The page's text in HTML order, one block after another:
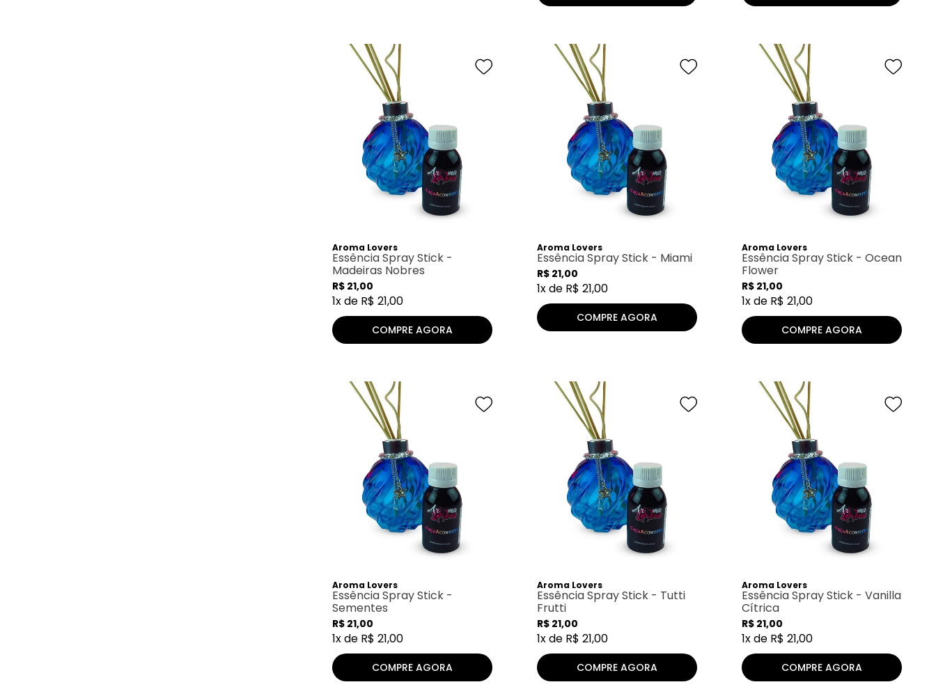
Aroma Lovers
Essência Spray Stick -
Madeiras Nobres
R$ 21,00
1x de R$ 21,00
COMPRE AGORA
Aroma Lovers
Essência Spray Stick - Miami
R$ 21,00
1x de R$ 21,00
COMPRE AGORA
Aroma Lovers
Essência Spray Stick - Ocean
Flower
R$ 21,00
1x de R$ 21,00
COMPRE AGORA
Aroma Lovers
Essência Spray Stick -
Sementes
R$ 21,00
1x de R$ 21,00
COMPRE AGORA
Aroma Lovers
Essência Spray Stick - Tutti
Frutti
R$ 21,00
1x de R$ 21,00
COMPRE AGORA
Aroma Lovers
Essência Spray Stick - Vanilla
Cítrica
R$ 21,00
1x de R$ 21,00
COMPRE AGORA